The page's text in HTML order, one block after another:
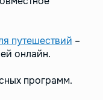
путешествий –
онлайн.
программ.